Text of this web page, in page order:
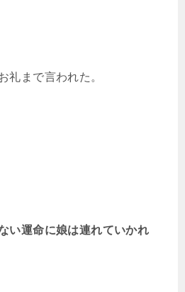
礼まで言われた。
い運命に娘は連れていかれ